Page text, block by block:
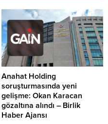
Anahat Holding
soruşturmasında yeni
gelişme: Okan Karacan
gözaltına alındı – Birlik
Haber Ajansı